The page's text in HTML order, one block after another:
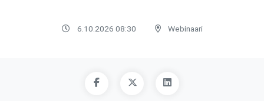
6.10.2026 08:30 Webinaari